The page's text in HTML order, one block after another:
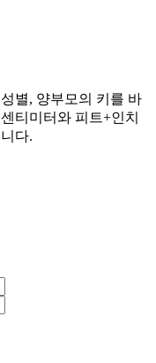
별, 양부모의 키를 바
티미터와 피트+인치
다.